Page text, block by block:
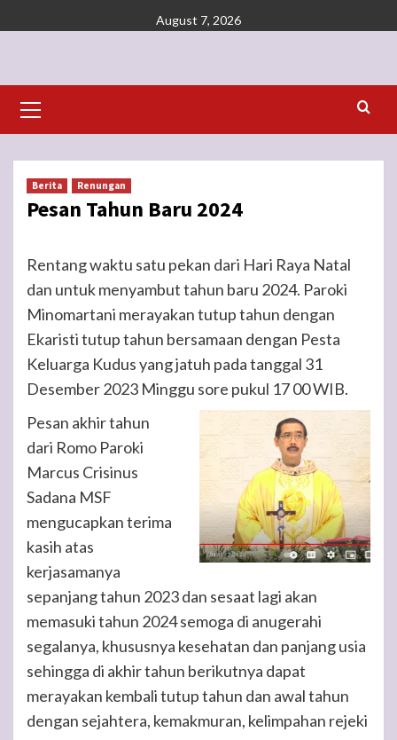
to
August 7, 2026
Menu
Berita Renungan
Pesan Tahun Baru 2024
Rentang waktu satu pekan dari Hari Raya Natal
dan untuk menyambut tahun baru 2024. Paroki
Minomartani merayakan tutup tahun dengan
Ekaristi tutup tahun bersamaan dengan Pesta
Keluarga Kudus yang jatuh pada tanggal 31
Desember 2023 Minggu sore pukul 17 00 WIB.
Pesan akhir tahun
dari Romo Paroki
Marcus Crisinus
Sadana MSF
mengucapkan terima
kasih atas
kerjasamanya
sepanjang tahun 2023 dan sesaat lagi akan
memasuki tahun 2024 semoga di anugerahi
segalanya, khususnya kesehatan dan panjang usia
sehingga di akhir tahun berikutnya dapat
merayakan kembali tutup tahun dan awal tahun
dengan sejahtera, kemakmuran, kelimpahan rejeki